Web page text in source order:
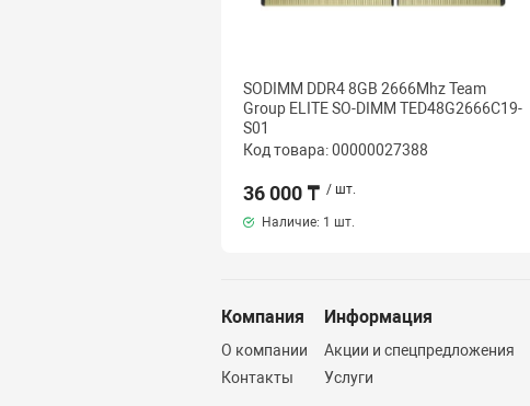
SODIMM DDR4 8GB 2666Mhz Team
Group ELITE SO-DIMM TED48G2666C19-
S01
Код товара: 00000027388
36 000 ₸ / шт.
Наличие: 1 шт.
Компания
О компании
Контакты
Информация
Акции и спецпредложения
Услуги